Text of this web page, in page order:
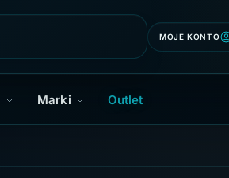
Szukaj
MOJE KONTO
Marki Outlet